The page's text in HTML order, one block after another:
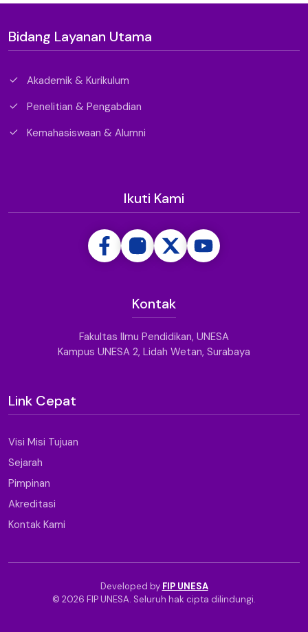
Bidang Layanan Utama
Akademik & Kurikulum
Penelitian & Pengabdian
Kemahasiswaan & Alumni
Ikuti Kami
Kontak
Fakultas Ilmu Pendidikan, UNESA
Kampus UNESA 2, Lidah Wetan, Surabaya
Link Cepat
Visi Misi Tujuan
Sejarah
Pimpinan
Akreditasi
Kontak Kami
© 2026 FIP UNESA. Seluruh hak cipta dilindungi.
Developed by FIP UNESA